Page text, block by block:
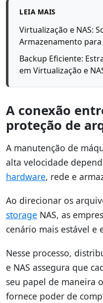
LEIA MAIS
Virtualização e NAS:
Armazenamento
Backup Eficiente:
em Virtualização e
A conexão
proteção de
A manutenção de
alta velocidade
hardware, rede e
Ao direcionar os
storage NAS, as
cenário mais estável e
Nesse processo,
e NAS assegura que
seu papel de maneira
fornece poder de